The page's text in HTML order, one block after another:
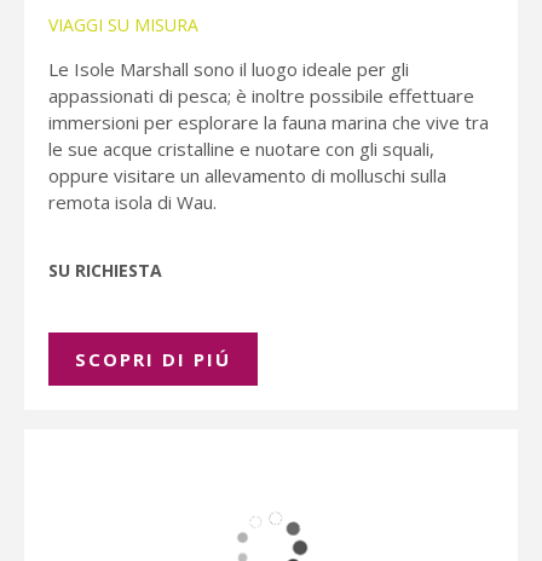
VIAGGI SU MISURA
Le Isole Marshall sono il luogo ideale per gli
appassionati di pesca; è inoltre possibile effettuare
immersioni per esplorare la fauna marina che vive tra
le sue acque cristalline e nuotare con gli squali,
oppure visitare un allevamento di molluschi sulla
remota isola di Wau.
SU RICHIESTA
SCOPRI DI PIÚ